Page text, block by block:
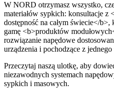
W NORD otrzymasz wszystko,
materiałów sypkich: konsultacje z
dostępność na całym świecie</
gamę <b>produktów
rozwiązanie napędowe
urządzenia i pochodzące z jednego
Przeczytaj naszą ulotkę, aby
niezawodnych systemach
sypkich i masowych.